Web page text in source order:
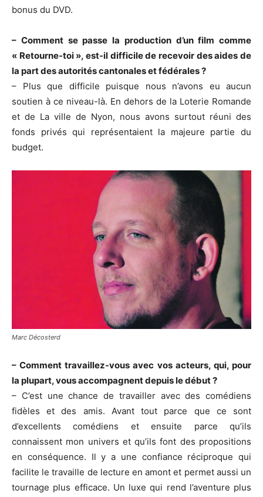
bonus du DVD.
– Comment se passe la production d’un film comme
« Retourne-toi », est-il difficile de recevoir des aides de
la part des autorités cantonales et fédérales ?
– Plus que difficile puisque nous n’avons eu aucun
soutien à ce niveau-là. En dehors de la Loterie Romande
et de La ville de Nyon, nous avons surtout réuni des
fonds privés qui représentaient la majeure partie du
budget.
Marc Décosterd
– Comment travaillez-vous avec vos acteurs, qui, pour
la plupart, vous accompagnent depuis le début ?
– C’est une chance de travailler avec des comédiens
fidèles et des amis. Avant tout parce que ce sont
d’excellents comédiens et ensuite parce qu’ils
connaissent mon univers et qu’ils font des propositions
en conséquence. Il y a une confiance réciproque qui
facilite le travaille de lecture en amont et permet aussi un
tournage plus efficace. Un luxe qui rend l’aventure plus